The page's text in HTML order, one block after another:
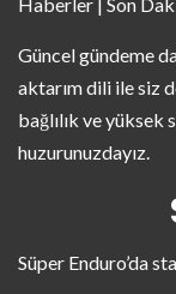
Güncel gündeme
aktarım dili ile siz
bağlılık ve
huzurunuzdayız.
Süper Enduro’da